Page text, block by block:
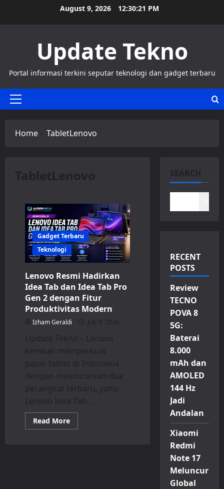
August 9, 2026 12:30:21 PM
Update Tekno
Portal informasi terkini seputar teknologi dan gadget terbaru
Primary
Home TabletLenovo
TabletLenovo
Gadget Terbaru
Teknologi
Lenovo Resmi Hadirkan
Idea Tab dan Idea Tab Pro
Gen 2 dengan Fitur
Produktivitas Modern
Izham Geraldi July 8, 2026
Update Tekno – Lenovo
kembali memperkuat
pasar tablet di Indonesia
dengan meluncurkan dua
perangkat terbaru, yaitu
Lenovo Idea Tab...
Read MoreRead
more
SEARCH
RECENT
POSTS
Review
TECNO
POVA 8
5G:
Baterai
8.000
mAh dan
AMOLED
144 Hz
Jadi
Andalan
Xiaomi
Redmi
Note 17
Meluncur
Global